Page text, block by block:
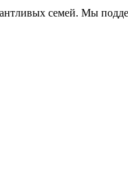
семей. Мы